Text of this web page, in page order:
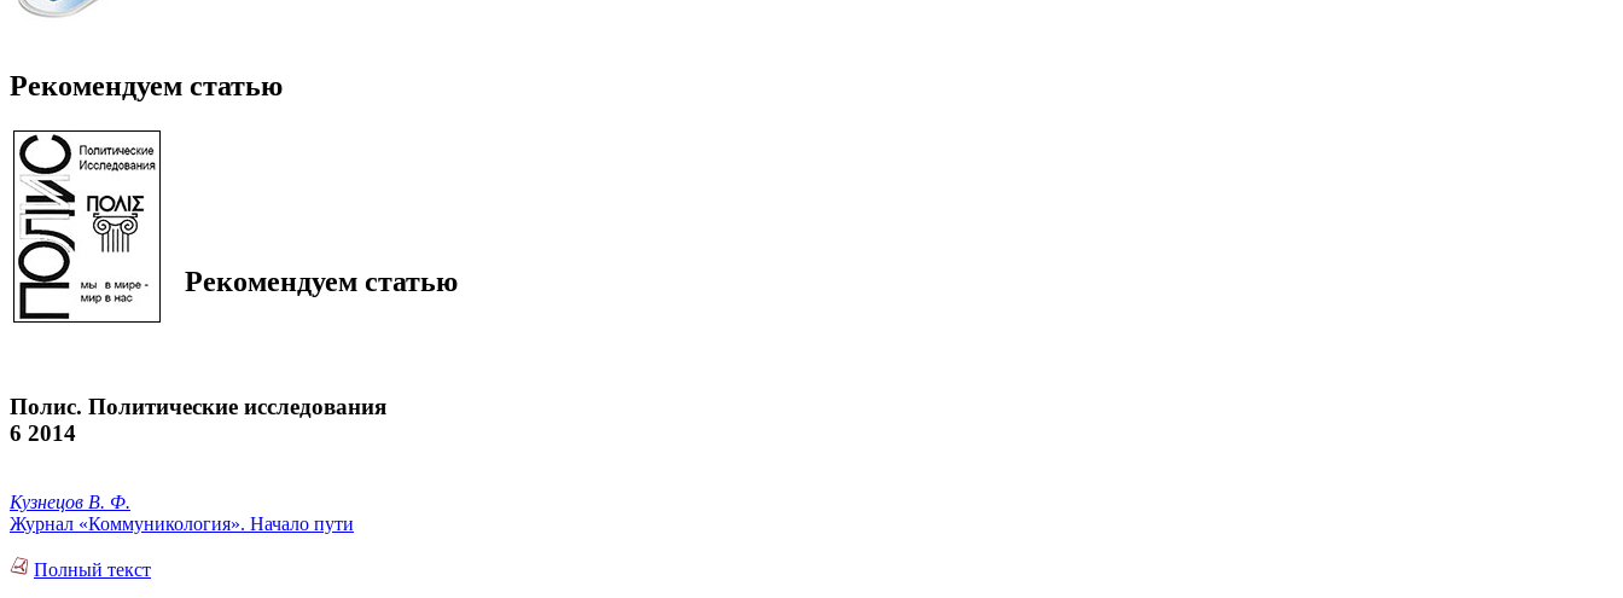
Рекомендуем статью
Рекомендуем статью
Полис. Политические исследования
6 2014
Кузнецов В. Ф.
Журнал «Коммуникология». Начало пути
Полный текст